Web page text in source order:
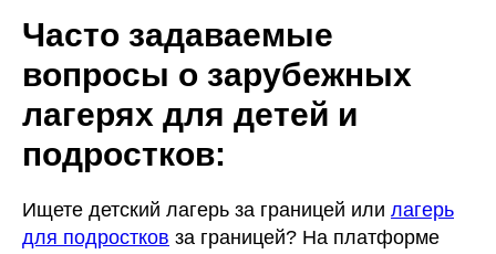
Часто задаваемые
вопросы о зарубежных
лагерях для детей и
подростков:
Ищете детский лагерь за границей или лагерь
для подростков за границей? На платформе